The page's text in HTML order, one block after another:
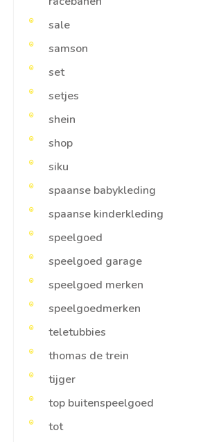
sale
samson
set
setjes
shein
shop
siku
spaanse babykleding
spaanse kinderkleding
speelgoed
speelgoed garage
speelgoed merken
speelgoedmerken
teletubbies
thomas de trein
tijger
top buitenspeelgoed
tot